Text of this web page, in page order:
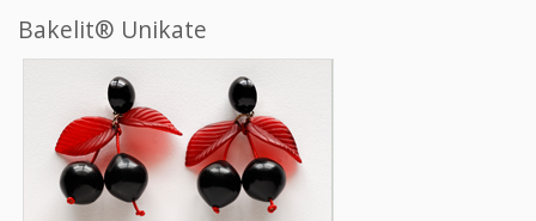
Bakelit® Unikate